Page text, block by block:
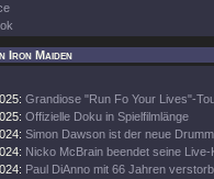
Iron Maiden
Grandiose "Run Fo Your Lives"-
Offizielle Doku in Spielfilmlänge
Simon Dawson ist der neue
Nicko McBrain beendet seine Live-
Paul DiAnno mit 66 Jahren